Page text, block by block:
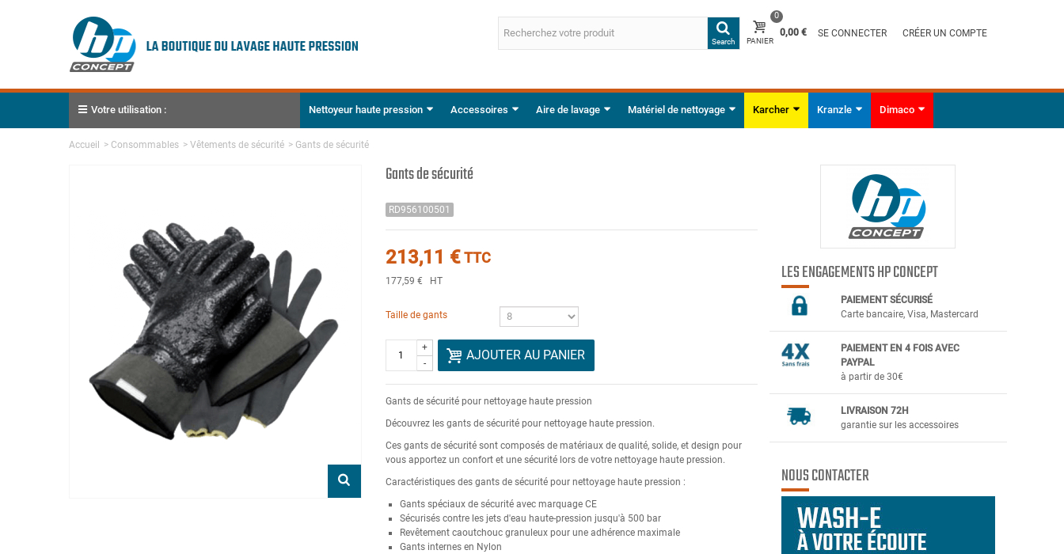
Search PANIER
0
0,00 € SE CONNECTER CRÉER UN COMPTE
Votre utilisation : Nettoyeur haute pression Accessoires Aire de lavage Matériel de nettoyage Karcher Kranzle Dimaco
Accueil > Consommables > Vêtements de sécurité > Gants de sécurité
Gants de sécurité
RD956100501
213,11 €TTC
177,59 € HT
Taille de gants
-
+ AJOUTER AU PANIER
Gants de sécurité pour nettoyage haute pression
Découvrez les gants de sécurité pour nettoyage haute pression.
Ces gants de sécurité sont composés de matériaux de qualité, solide, et design pour
vous apportez un confort et une sécurité lors de votre nettoyage haute pression.
Caractéristiques des gants de sécurité pour nettoyage haute pression :
Gants spéciaux de sécurité avec marquage CE
Sécurisés contre les jets d'eau haute-pression jusqu'à 500 bar
Revêtement caoutchouc granuleux pour une adhérence maximale
Gants internes en Nylon
LES ENGAGEMENTS HP CONCEPT
PAIEMENT SÉCURISÉ
Carte bancaire, Visa, Mastercard
PAIEMENT EN 4 FOIS AVEC
PAYPAL
à partir de 30€
LIVRAISON 72H
garantie sur les accessoires
NOUS CONTACTER